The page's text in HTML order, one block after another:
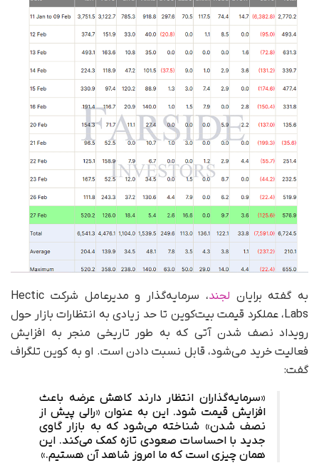
به گفته برایان لجند
، سرمایه‌گذار و مدیرعامل شرکت Hectic
Labs، عملکرد قیمت بیت‌کوین تا حد زیادی به انتظارات بازار حول
رویداد نصف شدن آتی که به طور تاریخی منجر به افزایش
فعالیت خرید می‌شود، قابل نسبت دادن است. او به کوین تلگراف
گفت:
«سرمایه‌گذاران انتظار دارند کاهش عرضه باعث
افزایش قیمت شود. این به عنوان «رالی پیش از
نصف شدن» شناخته می‌شود که به بازار گاوی
جدید با احساسات صعودی تازه کمک می‌کند. این
همان چیزی است که ما امروز شاهد آن هستیم.»